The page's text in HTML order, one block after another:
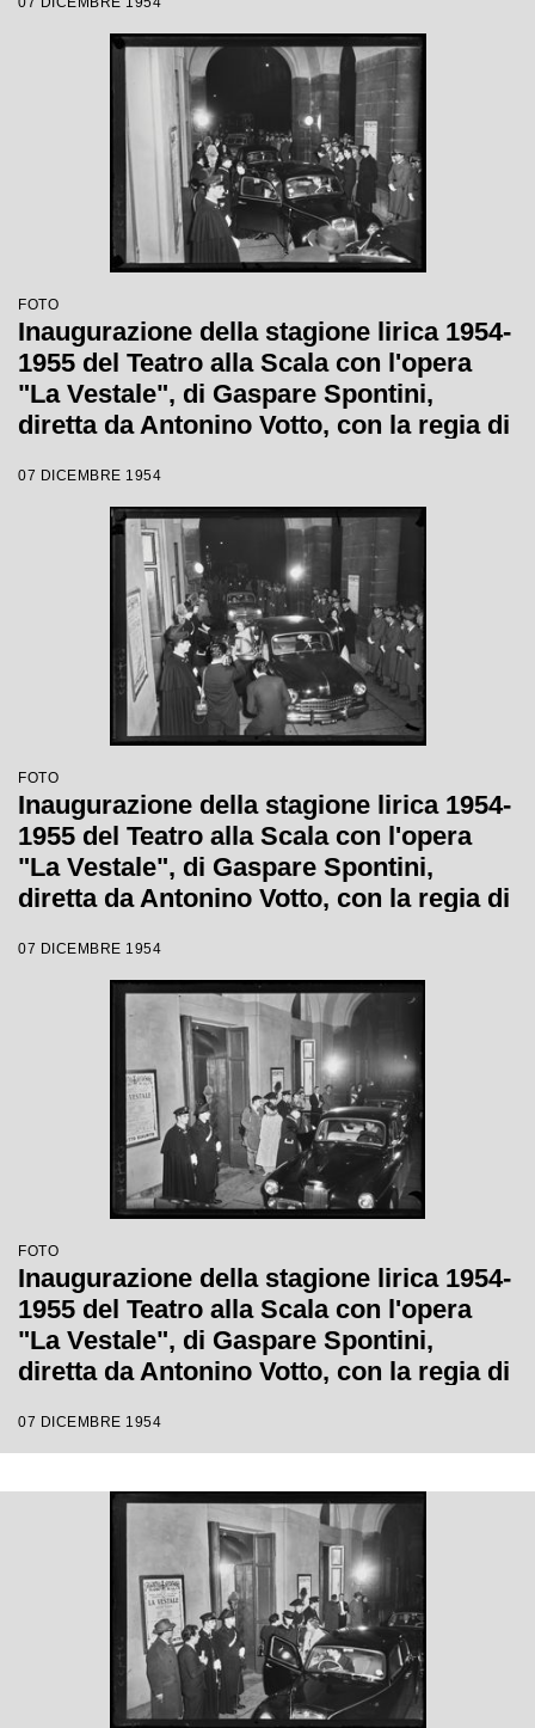
FOTO
Inaugurazione della stagione lirica 1954-
1955 del Teatro alla Scala con l'opera
"La Vestale", di Gaspare Spontini,
diretta da Antonino Votto, con la regia di
07 DICEMBRE 1954
FOTO
Inaugurazione della stagione lirica 1954-
1955 del Teatro alla Scala con l'opera
"La Vestale", di Gaspare Spontini,
diretta da Antonino Votto, con la regia di
07 DICEMBRE 1954
FOTO
Inaugurazione della stagione lirica 1954-
1955 del Teatro alla Scala con l'opera
"La Vestale", di Gaspare Spontini,
diretta da Antonino Votto, con la regia di
07 DICEMBRE 1954